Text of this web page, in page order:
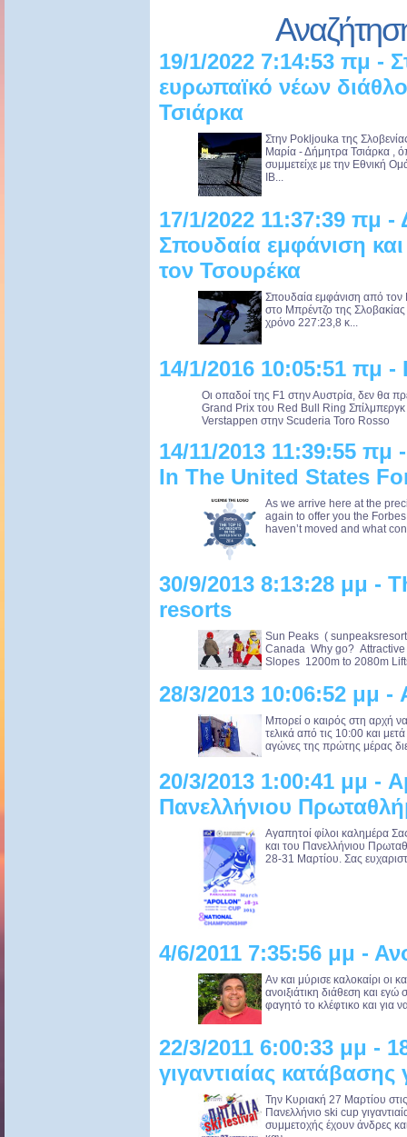
19/1/2022 7:14:53 πμ -
ευρωπαϊκό νέων
Τσιάρκα
Στην Pokljouka της
Μαρία - Δήμητρα Τσιάρκα ,
συμμετείχε με την Εθνική
IB...
17/1/2022 11:37:39 πμ -
Σπουδαία εμφάνιση
τον Τσουρέκα
Σπουδαία εμφάνιση από τον
στο Μπρέντζο της
χρόνο 227:23,8 κ...
14/1/2016 10:05:51 πμ -
Οι οπαδοί της F1 στην Αυστρία, δεν θα
Grand Prix του Red Bull Ring
Verstappen στην Scuderia Toro Rosso
14/11/2013 11:39:55 πμ
In The United States
As we arrive here at the
again to offer you the
haven’t moved and what
30/9/2013 8:13:28 μμ -
resorts
Sun Peaks (
Canada Why go?
Slopes 1200m to 2080m
28/3/2013 10:06:52 μμ -
Μπορεί ο καιρός στη αρχή
τελικά από τις 10:00 και
αγώνες της πρώτης μέρας
20/3/2013 1:00:41 μμ -
Πανελλήνιου
Αγαπητοί φίλοι καλημέρα
και του Πανελλήνιου
28-31 Μαρτίου. Σας
4/6/2011 7:35:56 μμ -
Αν και μύρισε καλοκαίρι οι
ανοιξιάτικη διάθεση και
φαγητό το κλέφτικο και για
22/3/2011 6:00:33 μμ -
γιγαντιαίας κατάβασης
Την Κυριακή 27 Μαρτίου
Πανελλήνιο ski cup
συμμετοχής έχουν άνδρες